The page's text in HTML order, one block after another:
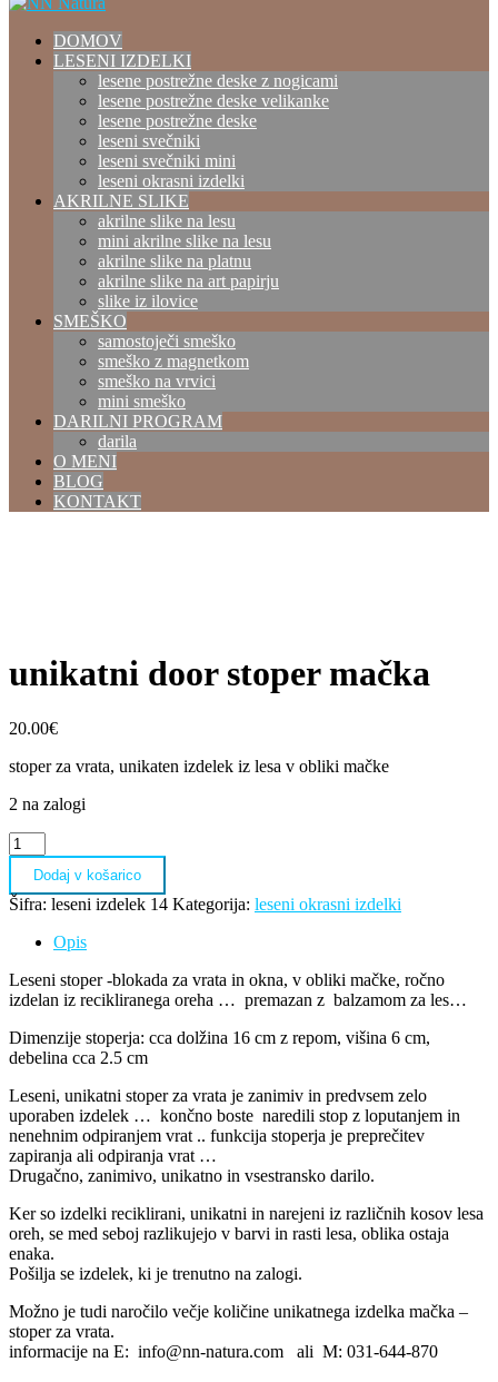
DOMOV
LESENI IZDELKI
lesene postrežne deske z nogicami
lesene postrežne deske velikanke
lesene postrežne deske
leseni svečniki
leseni svečniki mini
leseni okrasni izdelki
AKRILNE SLIKE
akrilne slike na lesu
mini akrilne slike na lesu
akrilne slike na platnu
akrilne slike na art papirju
slike iz ilovice
SMEŠKO
samostoječi smeško
smeško z magnetkom
smeško na vrvici
mini smeško
DARILNI PROGRAM
darila
O MENI
BLOG
KONTAKT
unikatni door stoper mačka
20.00€
stoper za vrata, unikaten izdelek iz lesa v obliki mačke
2 na zalogi
unikatni
door
stoper
mačka
Dodaj v košarico
Šifra: leseni izdelek 14 Kategorija: leseni okrasni izdelki
Opis
Leseni stoper -blokada za vrata in okna, v obliki mačke, ročno
izdelan iz recikliranega oreha … premazan z balzamom za les…
Dimenzije stoperja: cca dolžina 16 cm z repom, višina 6 cm,
debelina cca 2.5 cm
Leseni, unikatni stoper za vrata je zanimiv in predvsem zelo
uporaben izdelek … končno boste naredili stop z loputanjem in
nenehnim odpiranjem vrat .. funkcija stoperja je preprečitev
zapiranja ali odpiranja vrat …
Drugačno, zanimivo, unikatno in vsestransko darilo.
Ker so izdelki reciklirani, unikatni in narejeni iz različnih kosov lesa
oreh, se med seboj razlikujejo v barvi in rasti lesa, oblika ostaja
enaka.
Pošilja se izdelek, ki je trenutno na zalogi.
Možno je tudi naročilo večje količine unikatnega izdelka mačka –
stoper za vrata.
informacije na E: info@nn-natura.com ali M: 031-644-870